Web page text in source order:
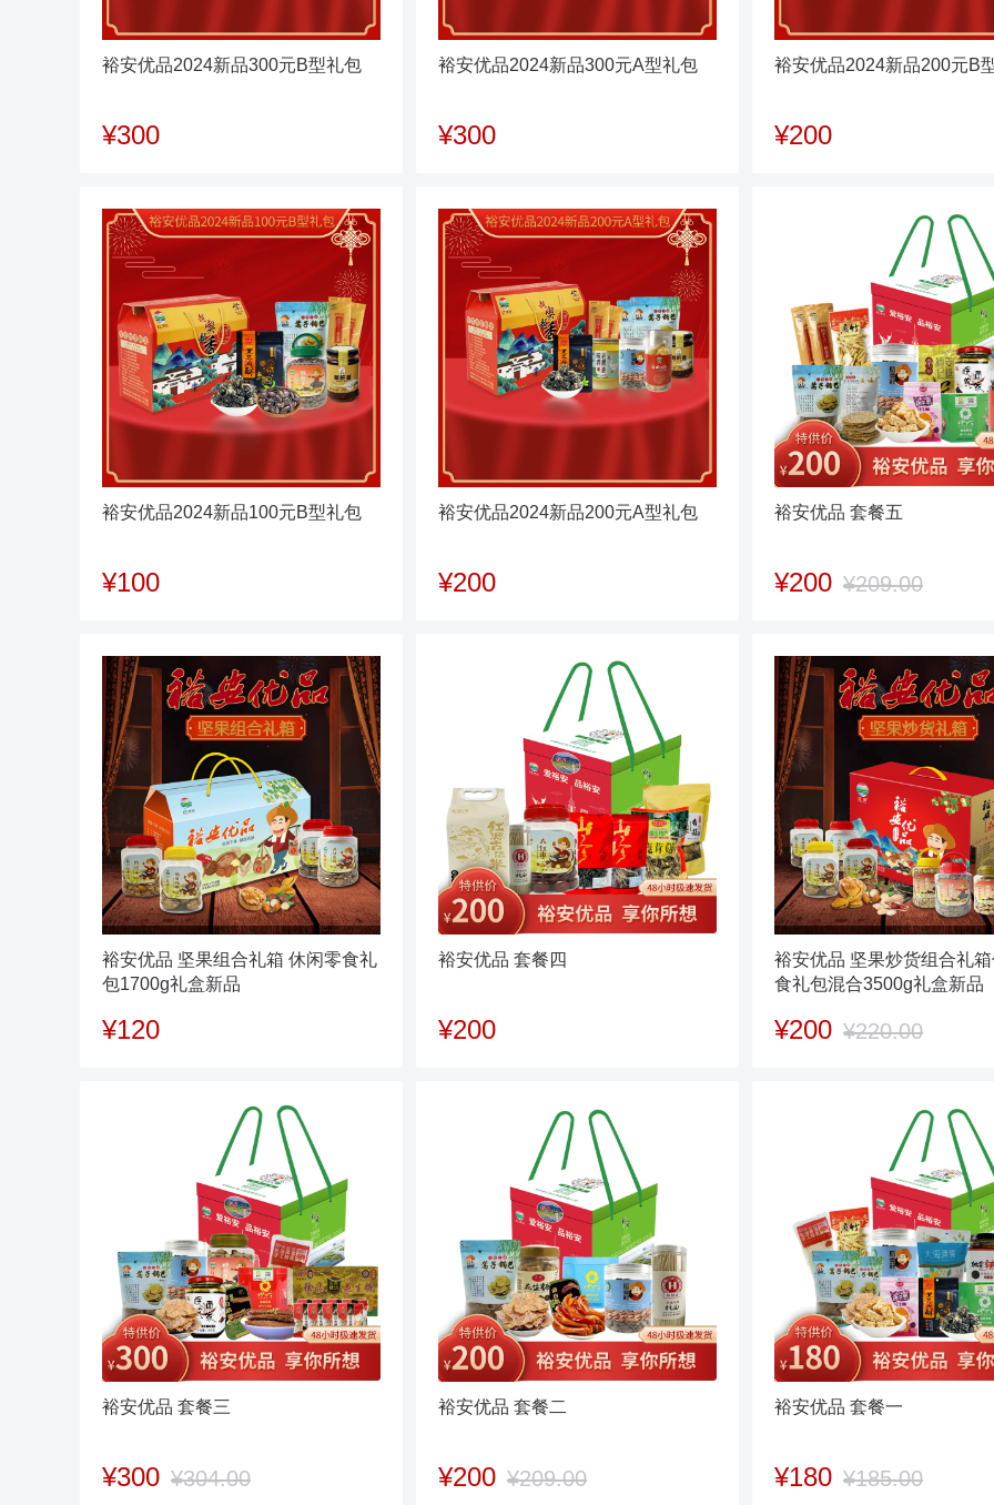
裕安优品2024新品300元B型礼包
¥300
裕安优品2024新品300元A型礼包
¥300
裕安优品2024新品200元B
¥200
裕安优品2024新品100元B型礼包
¥100
裕安优品2024新品200元A型礼包
¥200
裕安优品 套餐五
¥200 ¥209.00
裕安优品 坚果组合礼箱 休闲零食礼
包1700g礼盒新品
¥120
裕安优品 套餐四
¥200
裕安优品 坚果炒货组合礼
食礼包混合3500g礼盒新品
¥200 ¥220.00
裕安优品 套餐三
¥300 ¥304.00
裕安优品 套餐二
¥200 ¥209.00
裕安优品 套餐一
¥180 ¥185.00